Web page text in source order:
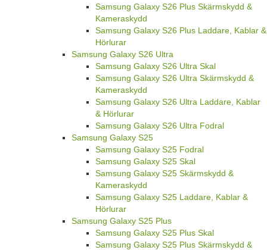
Samsung Galaxy S26 Plus Skärmskydd &
Kameraskydd
Samsung Galaxy S26 Plus Laddare, Kablar &
Hörlurar
Samsung Galaxy S26 Ultra
Samsung Galaxy S26 Ultra Skal
Samsung Galaxy S26 Ultra Skärmskydd &
Kameraskydd
Samsung Galaxy S26 Ultra Laddare, Kablar
& Hörlurar
Samsung Galaxy S26 Ultra Fodral
Samsung Galaxy S25
Samsung Galaxy S25 Fodral
Samsung Galaxy S25 Skal
Samsung Galaxy S25 Skärmskydd &
Kameraskydd
Samsung Galaxy S25 Laddare, Kablar &
Hörlurar
Samsung Galaxy S25 Plus
Samsung Galaxy S25 Plus Skal
Samsung Galaxy S25 Plus Skärmskydd &